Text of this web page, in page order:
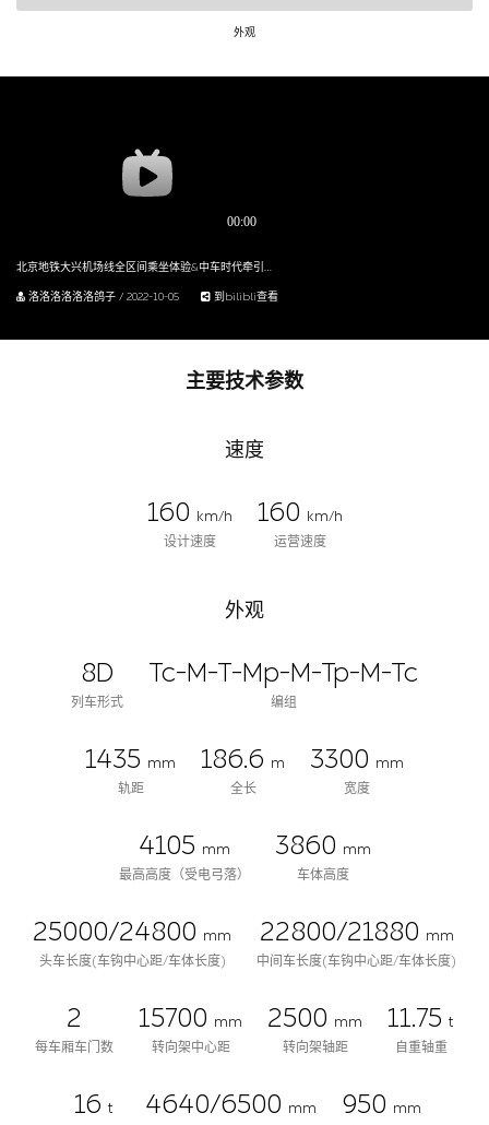
外观
北京地铁大兴机场线全区间乘坐体验&中车时代牵引系统介绍
到bilibli查看
洛洛洛洛洛洛鸽子 / 2022-10-05
主要技术参数
速度
160
km/h
设计速度
160
km/h
运营速度
外观
8D
列车形式
Tc-M-T-Mp-M-Tp-M-Tc
编组
1435 mm
轨距
186.6 m
全长
3300 mm
宽度
4105 mm
最高高度（受电弓落）
3860 mm
车体高度
25000/24800 mm
头车长度(车钩中心距/车体长度)
22800/21880 mm
中间车长度(车钩中心距/车体长度)
2
每车厢车门数
15700 mm
转向架中心距
2500 mm
转向架轴距
11.75 t
自重轴重
16 t
4640/6500 mm
950 mm